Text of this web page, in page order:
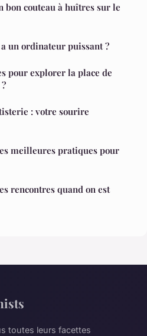
couteau à huîtres sur le
un ordinateur puissant ?
pour explorer la place de
: votre sourire
meilleures pratiques pour
rencontres quand on est
toutes leurs facettes